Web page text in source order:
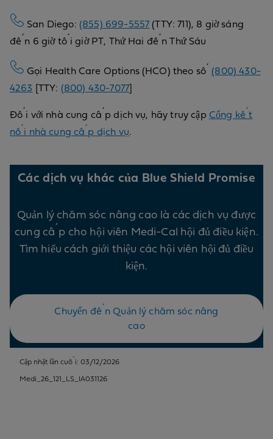
San Diego: (855) 699-5557 (TTY: 711), 8 giờ sáng
đến 6 giờ tối giờ PT, Thứ Hai đến Thứ Sáu
Gọi Health Care Options (HCO) theo số(800) 430-
4263
[TTY: (800) 430-7077
Đối với nhà cung cấp dịch vụ, hãy truy cập Cổng kết
nối nhà cung cấp dịch vụ.
Các dịch vụ khác của Blue Shield Promise
Quản lý chăm sóc nâng cao là các dịch vụ được
cung cấp cho hội viên Medi-Cal hội đủ điều kiện.
Tìm hiểu cách giới thiệu các hội viên hội đủ điều
kiện.
Chuyển đến Quản lý chăm sóc nâng
cao
Cập nhật lần cuối: 03/12/2026
Medi_26_121_LS_IA031126